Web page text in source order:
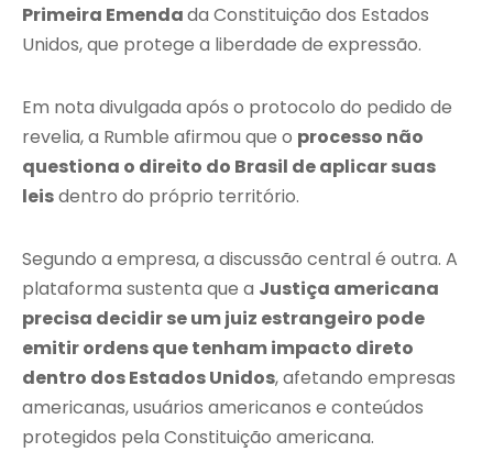
Primeira Emendada Constituição dos Estados
Unidos, que protege a liberdade de expressão.
Em nota divulgada após o protocolo do pedido de
revelia, a Rumble afirmou que o processo não
questiona o direito do Brasil de aplicar suas
leisdentro do próprio território.
Segundo a empresa, a discussão central é outra. A
plataforma sustenta que a Justiça americana
precisa decidir se um juiz estrangeiro pode
emitir ordens que tenham impacto direto
dentro dos Estados Unidos, afetando empresas
americanas, usuários americanos e conteúdos
protegidos pela Constituição americana.